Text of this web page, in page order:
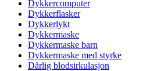
Dykkercomputer
Dykkerflasker
Dykkerlykt
Dykkermaske
Dykkermaske barn
Dykkermaske med styrke
Dårlig blodsirkulasjon